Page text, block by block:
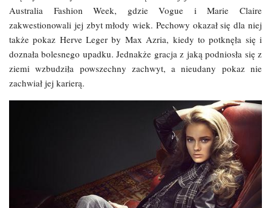
Australia Fashion Week, gdzie Vogue i Marie Claire
zakwestionowali jej zbyt młody wiek. Pechowy okazał się dla niej
także pokaz Herve Leger by Max Azria, kiedy to potknęła się i
doznała bolesnego upadku. Jednakże gracja z jaką podniosła się z
ziemi wzbudziła powszechny zachwyt, a nieudany pokaz nie
zachwiał jej karierą.